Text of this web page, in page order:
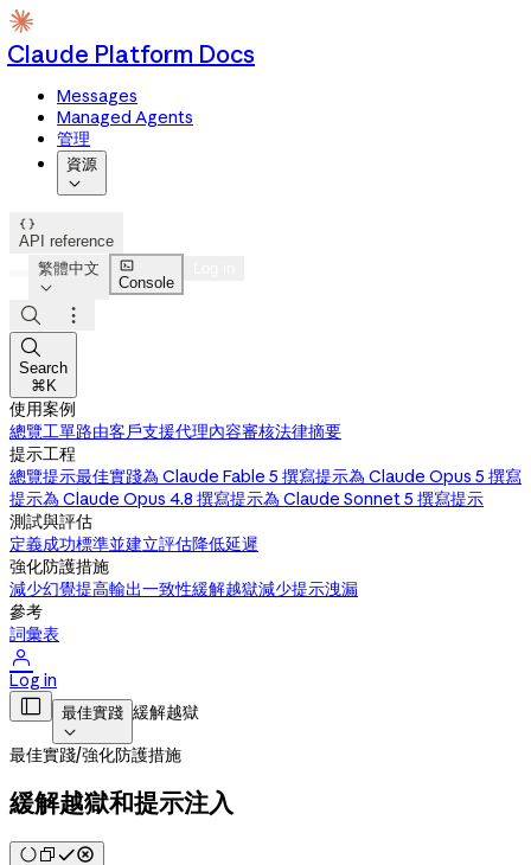
Claude Platform Docs
Messages
Managed Agents
管理
資源


API reference
繁體中文


Console



Search
⌘K
使用案例
總覽工單路由客戶支援代理內容審核法律摘要
提示工程
總覽提示最佳實踐為 Claude Fable 5 撰寫提示為 Claude Opus 5 撰寫
提示為 Claude Opus 4.8 撰寫提示為 Claude Sonnet 5 撰寫提示
測試與評估
定義成功標準並建立評估降低延遲
強化防護措施
減少幻覺提高輸出一致性緩解越獄減少提示洩漏
參考
詞彙表

Log in
 最佳實踐

緩解越獄
最佳實踐/強化防護措施
緩解越獄和提示注入